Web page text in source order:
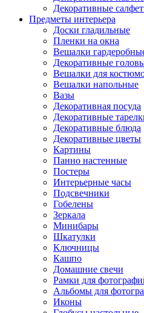
Декоративные
Предметы интерьера
Доски гладильные
Пленки на окна
Вешалки
Декоративные
Вешалки для
Вешалки напольные
Вазы
Декоративная посуда
Декоративные
Декоративные блюда
Декоративные цветы
Картины
Панно настенные
Постеры
Интерьерные часы
Подсвечники
Гобелены
Зеркала
Минибары
Шкатулки
Ключницы
Кашпо
Домашние свечи
Рамки для
Альбомы для
Иконы